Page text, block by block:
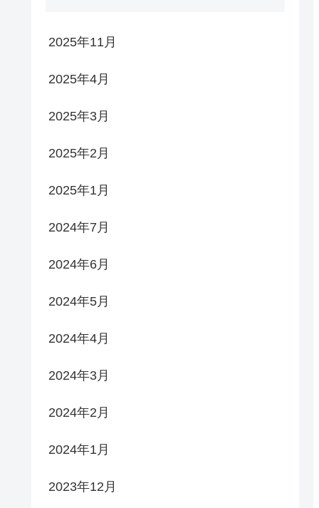
2025年11月
2025年4月
2025年3月
2025年2月
2025年1月
2024年7月
2024年6月
2024年5月
2024年4月
2024年3月
2024年2月
2024年1月
2023年12月